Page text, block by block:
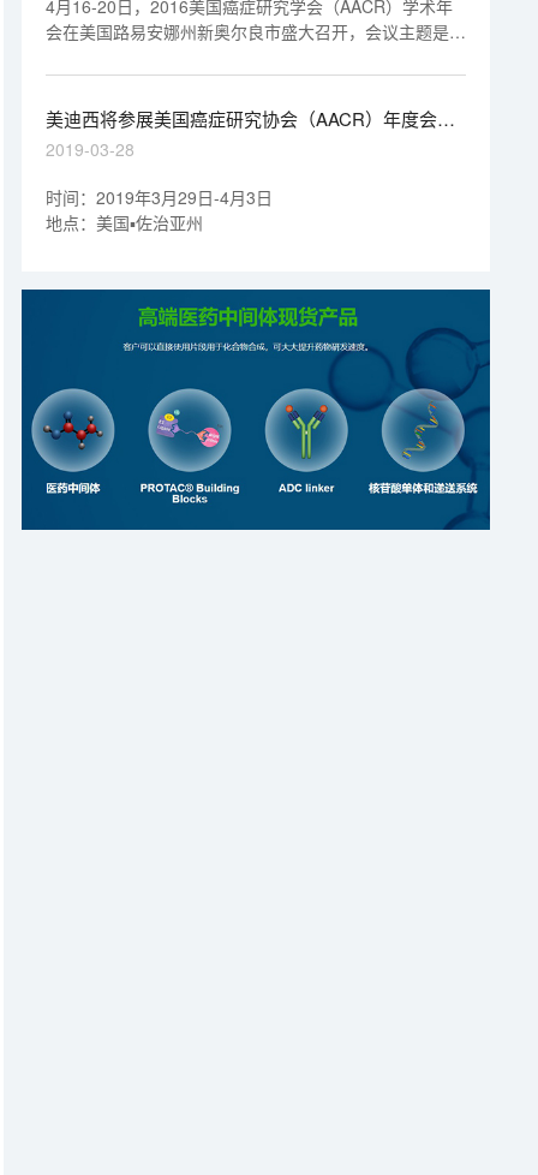
4月16-20日，2016美国癌症研究学会（AACR）学术年
会在美国路易安娜州新奥尔良市盛大召开，会议主题是
次年会有6000多篇投稿，汇集了所有癌症主要领域的最
先进研究成果。
美迪西将参展美国癌症研究协会（AACR）年度会议
及展览会
2019-03-28
时间：2019年3月29日-4月3日
地点：美国▪佐治亚州